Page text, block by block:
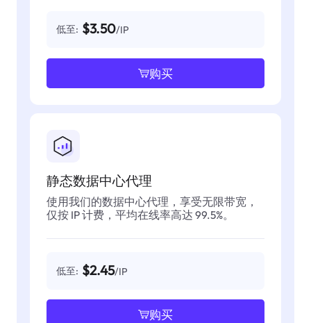
低至: $3.50/IP
购买
静态数据中心代理
使用我们的数据中心代理，享受无限带宽，
仅按 IP 计费，平均在线率高达 99.5%。
低至: $2.45/IP
购买